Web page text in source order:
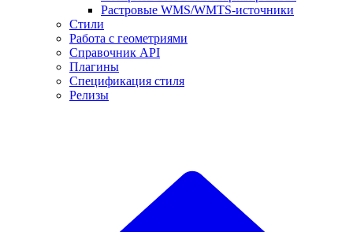
Растровые WMS/WMTS-источники
Стили
Работа с геометриями
Справочник API
Плагины
Спецификация стиля
Релизы